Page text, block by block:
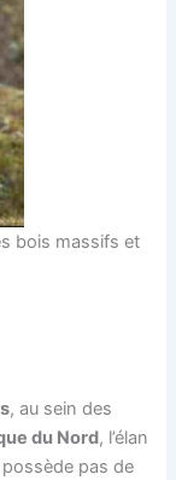
bois massifs et
, au sein des
du Nord, l’élan
possède pas de